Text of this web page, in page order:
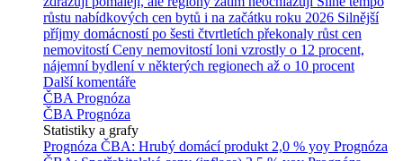
růstu nabídkových cen bytů i na začátku roku 2026 Silnější
příjmy domácností po šesti čtvrtletích překonaly růst cen
nemovitostí Ceny nemovitostí loni vzrostly o 12 procent,
nájemní bydlení v některých regionech až o 10 procent
Další komentáře
ČBA Prognóza
ČBA Prognóza
Statistiky a grafy
Prognóza ČBA: Hrubý domácí produkt 2,0 % yoy Prognóza